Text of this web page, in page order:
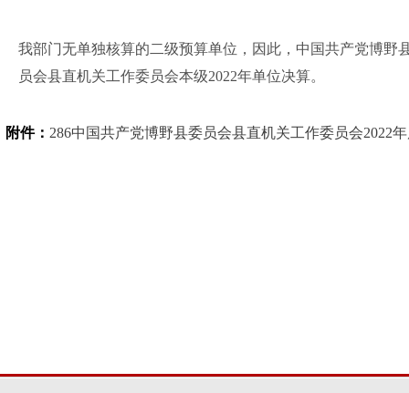
我部门无单独核算的二级预算单位，因此，中国共产党博野
员会县直机关工作委员会本级2022年单位决算。
附件： 286中国共产党博野县委员会县直机关工作委员会2022